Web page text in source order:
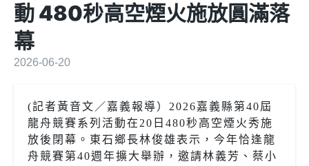
動 480秒高空煙火施放圓滿落
幕
2026-06-20
(記者黃音文／嘉義報導）2026嘉義縣第40屆
龍舟競賽系列活動在20日480秒高空煙火秀施
放後閉幕。東石鄉長林俊雄表示，今年恰逢龍
舟競賽第40週年擴大舉辦，邀請林義芳、蔡小